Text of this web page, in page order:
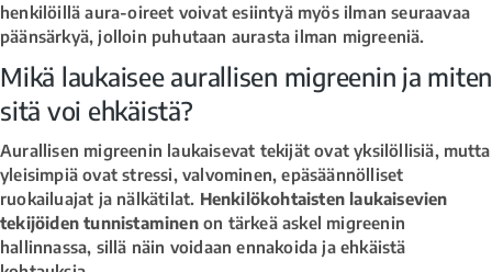
henkilöillä aura-oireet voivat esiintyä myös ilman seuraavaa
päänsärkyä, jolloin puhutaan aurasta ilman migreeniä.
Mikä laukaisee aurallisen migreenin ja miten
sitä voi ehkäistä?
Aurallisen migreenin laukaisevat tekijät ovat yksilöllisiä, mutta
yleisimpiä ovat stressi, valvominen, epäsäännölliset
ruokailuajat ja nälkätilat. Henkilökohtaisten laukaisevien
tekijöiden tunnistaminenon tärkeä askel migreenin
hallinnassa, sillä näin voidaan ennakoida ja ehkäistä